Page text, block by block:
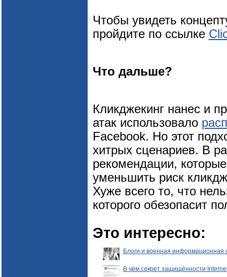
Чтобы увидеть
пройдите по ссылке
Что дальше?
Кликджекинг нанес и
атак использовало
Facebook. Но этот
хитрых сценариев. В
рекомендации,
уменьшить риск
Хуже всего то, что
которого обезопасит
Это интересно:
Блоги и военная информационная
В чём секрет защищённости